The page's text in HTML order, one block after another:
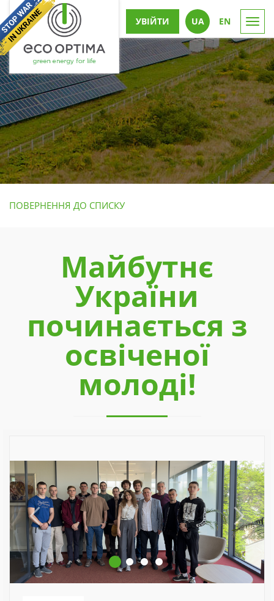
УВІЙТИ UА EN
ПОВЕРНЕННЯ ДО СПИСКУ
Майбутнє
України
починається з
освіченої
молоді!